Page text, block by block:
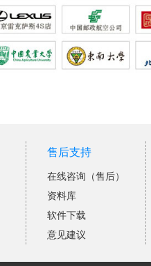
售后支持
在线咨询（售后）
资料库
软件下载
意见建议